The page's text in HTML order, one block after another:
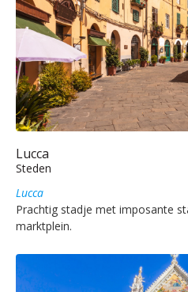
Lucca
Steden
Lucca
Prachtig stadje met imposante
marktplein.